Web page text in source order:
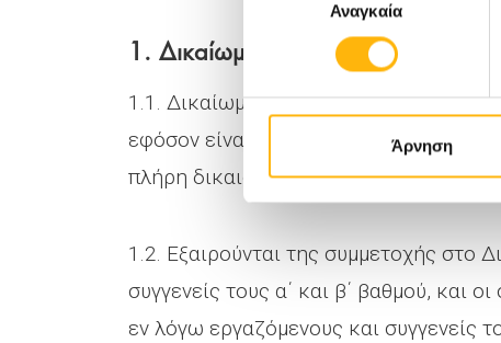
συγκατάθεσηςΑναγκαία
Άρνηση
1. Δικαίωμα Συμμετοχής
1.1. Δικαίωμα συμμετοχής στο
εφόσον είναι όλοι οι μόνιμοι και
πλήρη δικαιοπρακτική ικανότητα
1.2. Εξαιρούνται της συμμετοχής στο
συγγενείς τους α΄ και β΄ βαθμού,
εν λόγω εργαζόμενους και συγγενείς